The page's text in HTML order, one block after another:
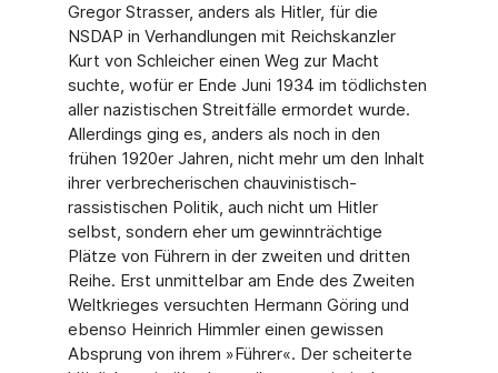
Gregor Strasser, anders als Hitler, für die
NSDAP in Verhandlungen mit Reichskanzler
Kurt von Schleicher einen Weg zur Macht
suchte, wofür er Ende Juni 1934 im tödlichsten
aller nazistischen Streitfälle ermordet wurde.
Allerdings ging es, anders als noch in den
frühen 1920er Jahren, nicht mehr um den Inhalt
ihrer verbrecherischen chauvinistisch-
rassistischen Politik, auch nicht um Hitler
selbst, sondern eher um gewinnträchtige
Plätze von Führern in der zweiten und dritten
Reihe. Erst unmittelbar am Ende des Zweiten
Weltkrieges versuchten Hermann Göring und
ebenso Heinrich Himmler einen gewissen
Absprung von ihrem »Führer«. Der scheiterte